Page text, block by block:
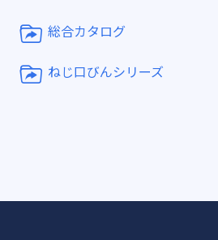
総合カタログ
ねじ口びんシリーズ